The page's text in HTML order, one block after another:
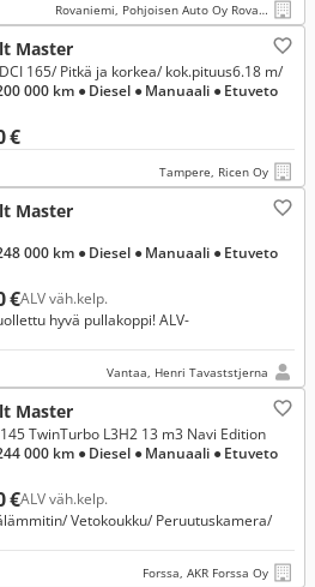
Rovaniemi, Pohjoisen Auto Oy Rovaniemi
Master
€
165/ Pitkä ja korkea/ kok.pituus6.18 m/
000 km ● Diesel ● Manuaali ● Etuveto
Tampere, Ricen Oy
Master
€ALV väh.kelp.
000 km ● Diesel ● Manuaali ● Etuveto
hyvä pullakoppi! ALV-
Vantaa, Henri Tavaststjerna
Master
€ALV väh.kelp.
TwinTurbo L3H2 13 m3 Navi Edition
000 km ● Diesel ● Manuaali ● Etuveto
Vetokoukku/ Peruutuskamera/
Forssa, AKR Forssa Oy